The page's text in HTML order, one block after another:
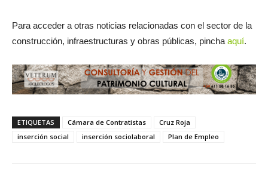
Para acceder a otras noticias relacionadas con el sector de la
construcción, infraestructuras y obras públicas, pincha aquí.
ETIQUETAS Cámara de Contratistas
Cruz Roja
inserción social
inserción sociolaboral Plan de Empleo